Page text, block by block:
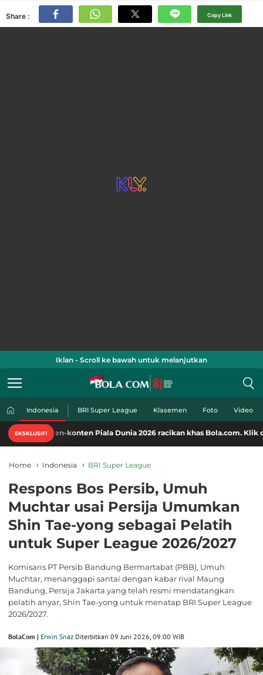
Share : Copy Link
Iklan - Scroll ke bawah untuk melanjutkan
Indonesia BRI Super League Klasemen Foto Video
EKSKLUSIF!
konten Piala Dunia 2026 racikan khas Bola.com. Klik di sini!
Home Indonesia BRI Super League
Respons Bos Persib, Umuh
Muchtar usai Persija Umumkan
Shin Tae-yong sebagai Pelatih
untuk Super League 2026/2027
Komisaris PT Persib Bandung Bermartabat (PBB), Umuh
Muchtar, menanggapi santai dengan kabar rival Maung
Bandung, Persija Jakarta yang telah resmi mendatangkan
pelatih anyar, Shin Tae-yong untuk menatap BRI Super League
2026/2027.
BolaCom | Erwin Snaz Diterbitkan 09 Juni 2026, 09:00 WIB